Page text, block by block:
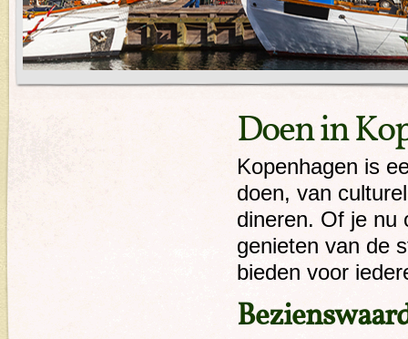
Doen in
Kopenhagen is
doen, van
dineren. Of je nu
genieten van de
bieden voor